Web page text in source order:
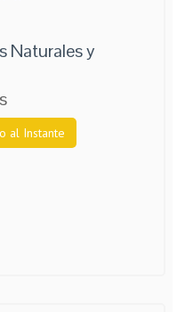
Naturales y
al Instante